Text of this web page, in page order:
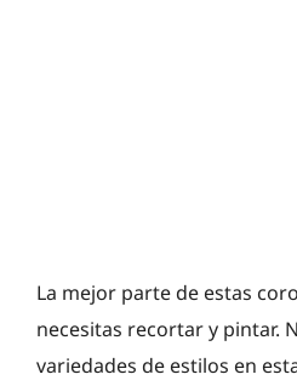
La mejor parte de estas
necesitas recortar y pintar.
variedades de estilos en